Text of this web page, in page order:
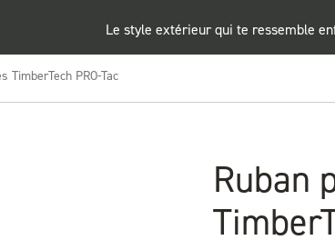
Le style extérieur qui te ressemble
TimberTech PRO-Tac
Ruban